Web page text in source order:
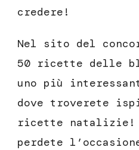
credere!
Nel sito del
50 ricette delle
uno più
dove troverete
ricette natalizie!
perdete